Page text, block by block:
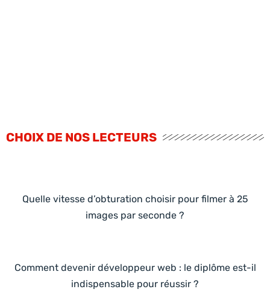
CHOIX DE NOS LECTEURS
Quelle vitesse d’obturation choisir pour filmer à 25
images par seconde ?
Comment devenir développeur web : le diplôme est-il
indispensable pour réussir ?